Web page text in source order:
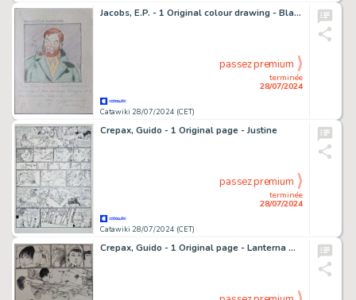
Jacobs, E.P. - 1 Original colour drawing - Blake & Mortimer - Professeur Mortimer
Catawiki 28/07/2024 (CET)
terminée
28/07/2024
passez premium
Crepax, Guido - 1 Original page - Justine
Catawiki 28/07/2024 (CET)
terminée
28/07/2024
passez premium
Crepax, Guido - 1 Original page - Lanterna Magica - 1976